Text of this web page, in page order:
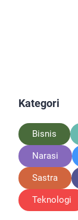
Kategori
Bisnis
Narasi
Sastra
Teknologi